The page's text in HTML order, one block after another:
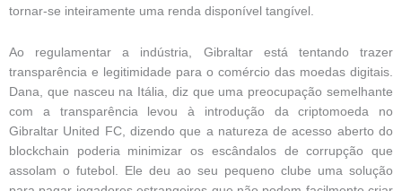
tornar-se inteiramente uma renda disponível tangível.
Ao regulamentar a indústria, Gibraltar está tentando trazer
transparência e legitimidade para o comércio das moedas digitais.
Dana, que nasceu na Itália, diz que uma preocupação semelhante
com a transparência levou à introdução da criptomoeda no
Gibraltar United FC, dizendo que a natureza de acesso aberto do
blockchain poderia minimizar os escândalos de corrupção que
assolam o futebol. Ele deu ao seu pequeno clube uma solução